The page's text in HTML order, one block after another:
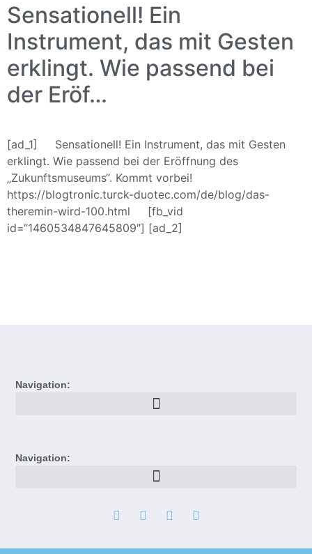
Sensationell! Ein
Instrument, das mit Gesten
erklingt. Wie passend bei
der Eröf…
[ad_1] Sensationell! Ein Instrument, das mit Gesten
erklingt. Wie passend bei der Eröffnung des
„Zukunftsmuseums“. Kommt vorbei!
https://blogtronic.turck-duotec.com/de/blog/das-
theremin-wird-100.html [fb_vid
id=“1460534847645809″] [ad_2]
Navigation:
Navigation: